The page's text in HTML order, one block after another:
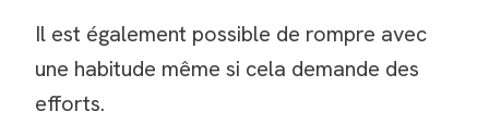
Il est également possible de rompre avec
une habitude même si cela demande des
efforts.